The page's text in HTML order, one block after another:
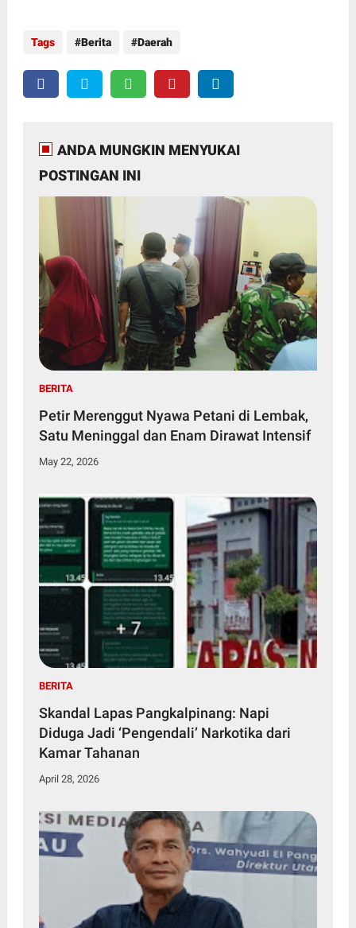
Tags Berita Daerah
ANDA MUNGKIN MENYUKAI
POSTINGAN INI
BERITA
Petir Merenggut Nyawa Petani di Lembak,
Satu Meninggal dan Enam Dirawat Intensif
May 22, 2026
BERITA
Skandal Lapas Pangkalpinang: Napi
Diduga Jadi ‘Pengendali’ Narkotika dari
Kamar Tahanan
April 28, 2026